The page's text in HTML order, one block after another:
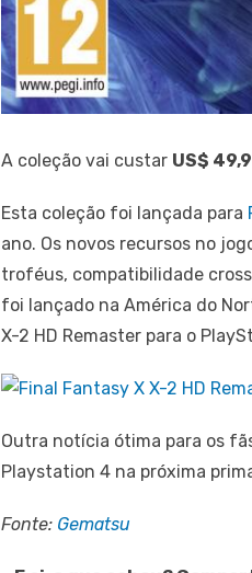
A coleção vai custar US$
Esta coleção foi lançada para
ano. Os novos recursos no
troféus, compatibilidade
foi lançado na América do
X-2 HD Remaster para o
Outra notícia ótima para os
Playstation 4 na próxima
Fonte: Gematsu